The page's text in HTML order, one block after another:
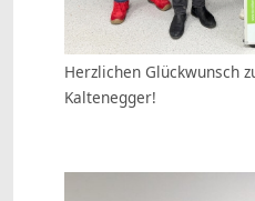
Herzlichen Glückwunsch
Kaltenegger!